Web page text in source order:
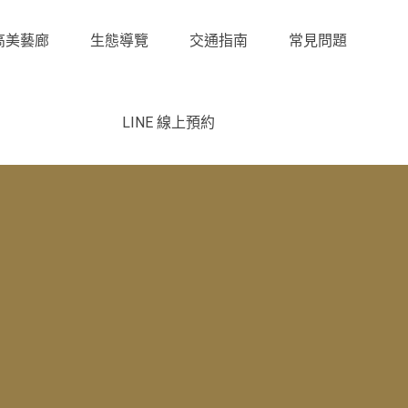
美藝廊 生態導覽 交通指南 常見問題
LINE 線上預約